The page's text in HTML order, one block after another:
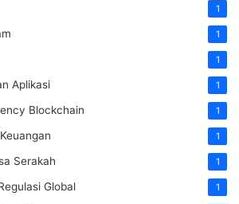
1
1
1
Aplikasi 1
Blockchain 1
1
Serakah 1
Global 1